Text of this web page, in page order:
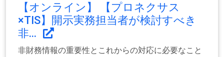
【オンライン】 【プロネクサス
×TIS】開示実務担当者が検討すべき
非...
非財務情報の重要性とこれからの対応に必要なこと